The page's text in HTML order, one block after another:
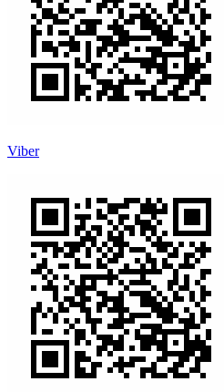
Viber